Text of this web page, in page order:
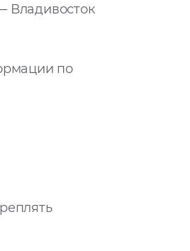
Владивосток
по